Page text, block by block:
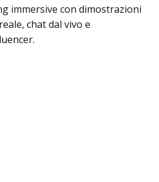
immersive con dimostrazioni
chat dal vivo e